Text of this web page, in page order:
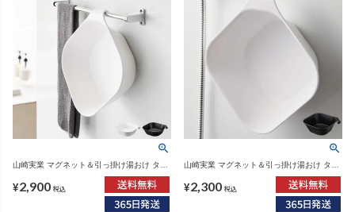
山崎実業 マグネット＆引っ掛け湯おけ タワ
ー L tower | バスグッズ・タワーシリーズ
¥2,900 税込
山崎実業 マグネット＆引っ掛け湯おけ タワ
ー tower | バスグッズ・タワーシリーズ
¥2,300 税込